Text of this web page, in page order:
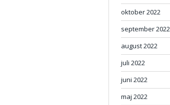
oktober 2022
september 2022
august 2022
juli 2022
juni 2022
maj 2022